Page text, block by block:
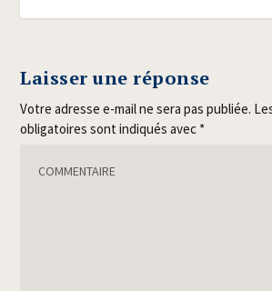
Laisser une réponse
Votre adresse e-mail ne sera pas publiée.
obligatoires sont indiqués avec *